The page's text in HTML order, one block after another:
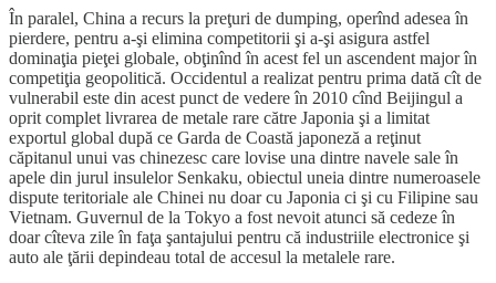
În paralel, China a recurs la preţuri de dumping, operînd adesea în
pierdere, pentru a-şi elimina competitorii şi a-şi asigura astfel
dominaţia pieţei globale, obţinînd în acest fel un ascendent major în
competiţia geopolitică. Occidentul a realizat pentru prima dată cît de
vulnerabil este din acest punct de vedere în 2010 cînd Beijingul a
oprit complet livrarea de metale rare către Japonia şi a limitat
exportul global după ce Garda de Coastă japoneză a reţinut
căpitanul unui vas chinezesc care lovise una dintre navele sale în
apele din jurul insulelor Senkaku, obiectul uneia dintre numeroasele
dispute teritoriale ale Chinei nu doar cu Japonia ci şi cu Filipine sau
Vietnam. Guvernul de la Tokyo a fost nevoit atunci să cedeze în
doar cîteva zile în faţa şantajului pentru că industriile electronice şi
auto ale ţării depindeau total de accesul la metalele rare.